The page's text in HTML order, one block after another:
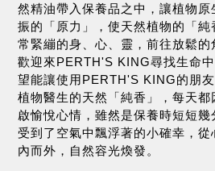
然精油帶入保養品之中，讓植物
振的「原力」，使天然植物的「純
常緊繃的身、心、靈，前往放鬆的
歡迎來PERTH'S KING尋找生命
望能讓使用PERTH'S KING的朋
植物醫生的天然「純香」，每天
啟愉悅心情，雖然是保養時短短
受到了空氣中飄浮著的小確幸，
內而外，自然容光煥發。